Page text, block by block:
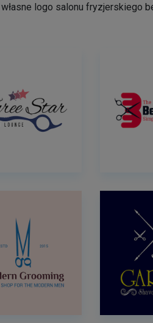
logo salonu fryzjerskiego